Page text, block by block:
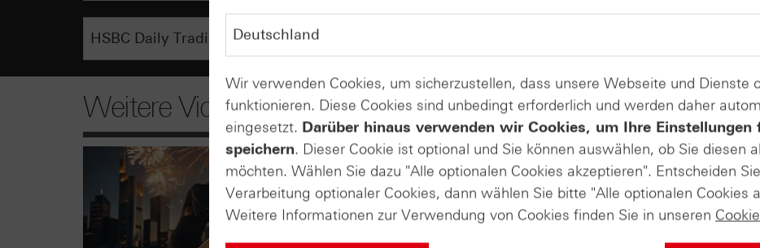
Weitere Videos
Wir verwenden Cookies, um sicherzustellen, dass unsere Webseite und Dienste
funktionieren. Diese Cookies sind unbedingt erforderlich und werden daher
eingesetzt. Darüber hinaus verwenden wir Cookies, um Ihre Einstellungen
speichern. Dieser Cookie ist optional und Sie können auswählen, ob Sie diesen
möchten. Wählen Sie dazu "Alle optionalen Cookies akzeptieren". Entscheiden
Verarbeitung optionaler Cookies, dann wählen Sie bitte "Alle optionalen Cookies
Weitere Informationen zur Verwendung von Cookies finden Sie in unseren